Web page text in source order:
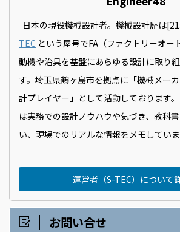
日本の現役機械設計者。機械設計歴は
TEC という屋号でFA（ファクトリーオー
動機や治具を基盤にあらゆる設計に取り
す。埼玉県鶴ヶ島市を拠点に「機械メー
計プレイヤー」として活動しております
は実務での設計ノウハウや気づき、教科
い、現場でのリアルな情報をメモしていま
運営者（S-TEC）について
お問い合せ